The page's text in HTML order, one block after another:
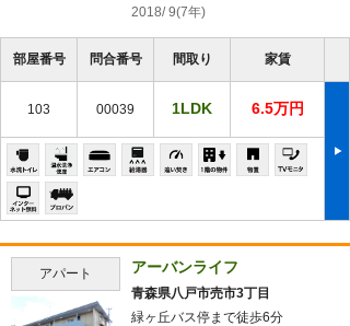
2018/ 9(7年)
部屋番号 問合番号 間取り 家賃
103 00039 1LDK 6.5万円
アパート アーバンライフ
青森県八戸市売市3丁目
緑ヶ丘バス停まで徒歩6分